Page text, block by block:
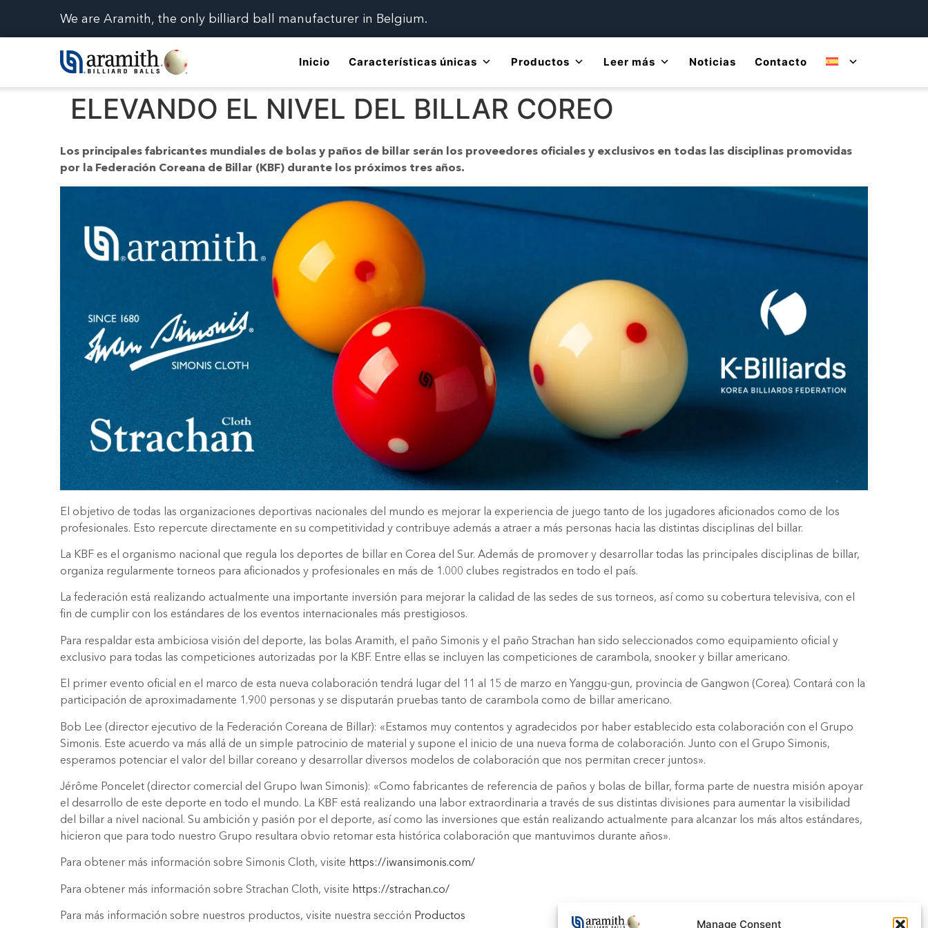
Manage Consent
We are Aramith, the only billiard ball manufacturer in Belgium.
Inicio Características únicas Productos Leer más Noticias Contacto
ELEVANDO EL NIVEL DEL BILLAR COREO
Los principales fabricantes mundiales de bolas y paños de billar serán los proveedores oficiales y exclusivos en todas las disciplinas promovidas
por la Federación Coreana de Billar (KBF) durante los próximos tres años.
El objetivo de todas las organizaciones deportivas nacionales del mundo es mejorar la experiencia de juego tanto de los jugadores aficionados como de los
profesionales. Esto repercute directamente en su competitividad y contribuye además a atraer a más personas hacia las distintas disciplinas del billar.
La KBF es el organismo nacional que regula los deportes de billar en Corea del Sur. Además de promover y desarrollar todas las principales disciplinas de billar,
organiza regularmente torneos para aficionados y profesionales en más de 1.000 clubes registrados en todo el país.
La federación está realizando actualmente una importante inversión para mejorar la calidad de las sedes de sus torneos, así como su cobertura televisiva, con el
fin de cumplir con los estándares de los eventos internacionales más prestigiosos.
Para respaldar esta ambiciosa visión del deporte, las bolas Aramith, el paño Simonis y el paño Strachan han sido seleccionados como equipamiento oficial y
exclusivo para todas las competiciones autorizadas por la KBF. Entre ellas se incluyen las competiciones de carambola, snooker y billar americano.
El primer evento oficial en el marco de esta nueva colaboración tendrá lugar del 11 al 15 de marzo en Yanggu-gun, provincia de Gangwon (Corea). Contará con la
participación de aproximadamente 1.900 personas y se disputarán pruebas tanto de carambola como de billar americano.
Bob Lee (director ejecutivo de la Federación Coreana de Billar): «Estamos muy contentos y agradecidos por haber establecido esta colaboración con el Grupo
Simonis. Este acuerdo va más allá de un simple patrocinio de material y supone el inicio de una nueva forma de colaboración. Junto con el Grupo Simonis,
esperamos potenciar el valor del billar coreano y desarrollar diversos modelos de colaboración que nos permitan crecer juntos».
Jérôme Poncelet (director comercial del Grupo Iwan Simonis): «Como fabricantes de referencia de paños y bolas de billar, forma parte de nuestra misión apoyar
el desarrollo de este deporte en todo el mundo. La KBF está realizando una labor extraordinaria a través de sus distintas divisiones para aumentar la visibilidad
del billar a nivel nacional. Su ambición y pasión por el deporte, así como las inversiones que están realizando actualmente para alcanzar los más altos estándares,
hicieron que para todo nuestro Grupo resultara obvio retomar esta histórica colaboración que mantuvimos durante años».
Para obtener más información sobre Simonis Cloth, visite https://iwansimonis.com/
Para obtener más información sobre Strachan Cloth, visite https://strachan.co/
Para más información sobre nuestros productos, visite nuestra sección Productos